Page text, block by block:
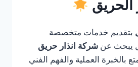
الحريق
بتقديم خدمات متخصصة
يبحث عن شركة انذار حريق
بالخبرة العملية والفهم الفني